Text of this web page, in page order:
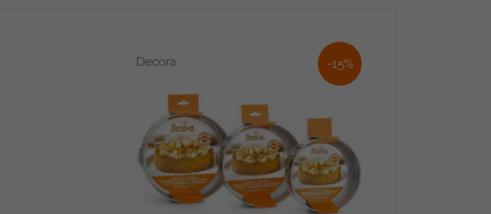
-15%
Decora